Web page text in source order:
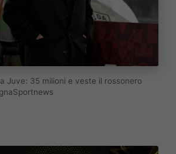
Juve: 35 milioni e veste il rossonero